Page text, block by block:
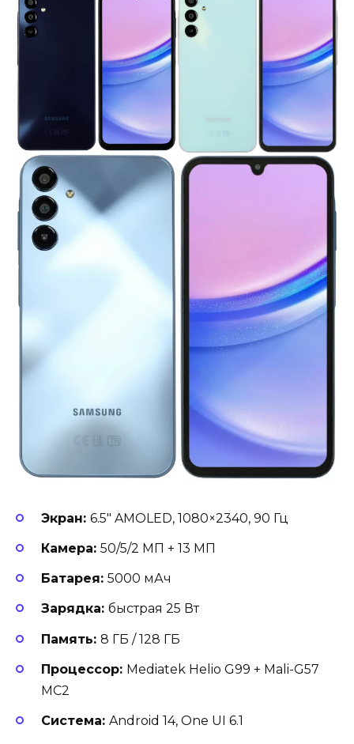
Экран: 6.5″ AMOLED, 1080×2340, 90 Гц
Камера: 50/5/2 МП + 13 МП
Батарея: 5000 мАч
Зарядка: быстрая 25 Вт
Память: 8 ГБ / 128 ГБ
Процессор: Mediatek Helio G99 + Mali-G57
MC2
Система: Android 14, One UI 6.1